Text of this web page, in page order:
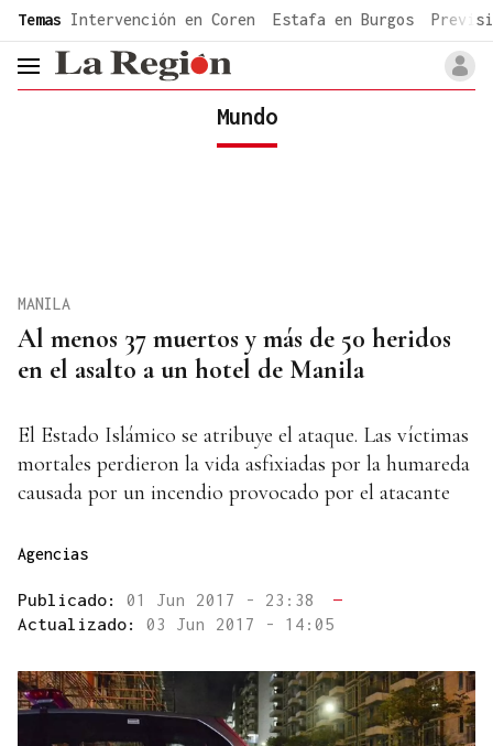
common.go-to-content
Temas Intervención en Coren Estafa en Burgos
header.menu.open
Mundo
Al menos 37 muertos y más de 50 heridos
en el asalto a un hotel de Manila
MANILA
El Estado Islámico se atribuye el ataque. Las víctimas
mortales perdieron la vida asfixiadas por la humareda
causada por un incendio provocado por el atacante
Agencias
Publicado: 01 Jun 2017 - 23:38
—
Actualizado: 03 Jun 2017 - 14:05